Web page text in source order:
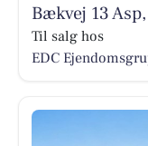
Bækvej 13
Til salg hos
EDC